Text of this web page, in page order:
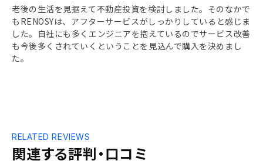
老後の生活を見据えて不動産投資を検討しました。そのなかで
もRENOSYは、アフターサービスがしっかりしていると感じま
した。自社にも多くエンジニアを抱えているのでサービス改善
も今後多くされていくということを見込んで購入を決めまし
た。
関連する評判・口コミ
RELATED REVIEWS